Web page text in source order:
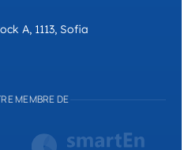
A, 1113, Sofia
MEMBRE DE